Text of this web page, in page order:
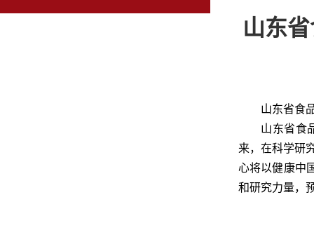
山东
山东省食
山东省食
来，在科学研
心将以健康中
和研究力量，